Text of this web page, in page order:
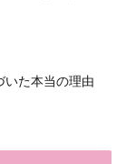
いた本当の理由